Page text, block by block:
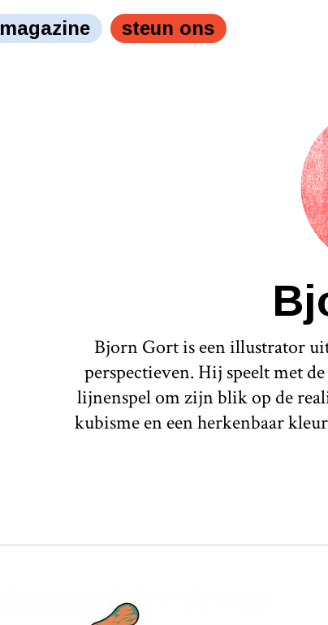
magazine steun ons
Bjorn Gort is een illustrator
perspectieven. Hij speelt met
lijnenspel om zijn blik op de
kubisme en een herkenbaar